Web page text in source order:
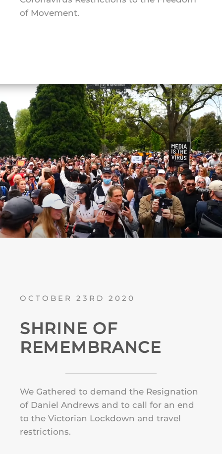
We gathered to protest against the
Victorian Lockdown and against
OCTOBER 23RD 2020
REMEMBRANCE
We Gathered to demand the Resignation
of Daniel Andrews and to call for an end